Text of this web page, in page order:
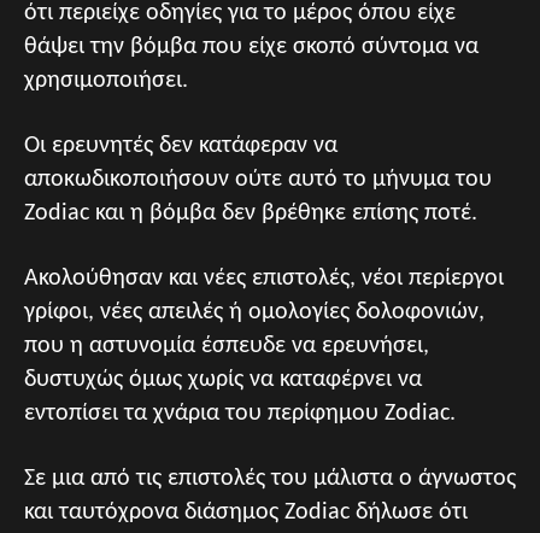
ότι περιείχε οδηγίες για το μέρος όπου είχε
θάψει την βόμβα που είχε σκοπό σύντομα να
χρησιμοποιήσει.
Οι ερευνητές δεν κατάφεραν να
αποκωδικοποιήσουν ούτε αυτό το μήνυμα του
Zodiac και η βόμβα δεν βρέθηκε επίσης ποτέ.
Ακολούθησαν και νέες επιστολές, νέοι περίεργοι
γρίφοι, νέες απειλές ή ομολογίες δολοφονιών,
που η αστυνομία έσπευδε να ερευνήσει,
δυστυχώς όμως χωρίς να καταφέρνει να
εντοπίσει τα χνάρια του περίφημου Zodiac.
Σε μια από τις επιστολές του μάλιστα ο άγνωστος
και ταυτόχρονα διάσημος Zodiac δήλωσε ότι